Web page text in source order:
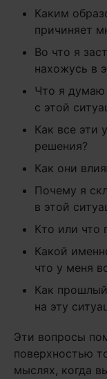
Каким
причиняет
Во что я
нахожусь в
Что я думаю
с этой
Как все эти
решения?
Как они
Почему я
в этой
Кто или что
Какой
что у меня
Как
на эту
Эти вопросы
поверхностью
мыслях, когда